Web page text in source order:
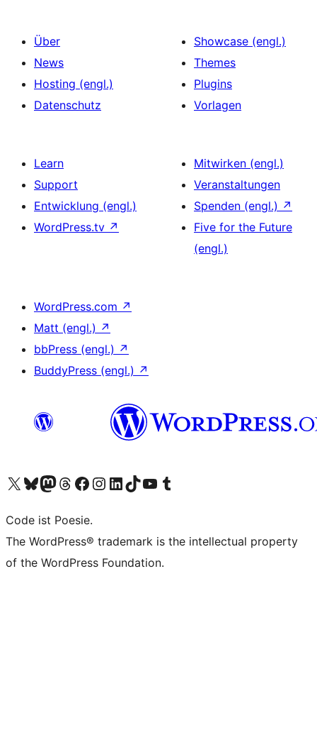
Über
News
Hosting (engl.)
Datenschutz
Showcase (engl.)
Themes
Plugins
Vorlagen
Learn
Support
Entwicklung (engl.)
WordPress.tv ↗
Mitwirken (engl.)
Veranstaltungen
Spenden (engl.) ↗
Five for the Future
(engl.)
WordPress.com ↗
Matt (engl.) ↗
bbPress (engl.) ↗
BuddyPress (engl.) ↗
Unser X-Konto (früher Twitter) besuchen
Unser Bluesky-Konto besuchen
Unser Mastodon-Konto besuchen
Unser Threads-Konto besuchen
Unsere Facebook-Seite besuchen
Unser Instagram-Konto besuchen
Unser LinkedIn-Konto besuchen
Unser TikTok-Konto besuchen
Unseren YouTube-Kanal besuchen
Unser Tumblr-Konto besuchen
Code ist Poesie.
The WordPress® trademark is the intellectual property
of the WordPress Foundation.